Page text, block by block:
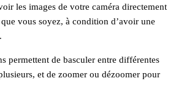
les images de votre caméra directement
vous soyez, à condition d’avoir une
permettent de basculer entre différentes
et de zoomer ou dézoomer pour